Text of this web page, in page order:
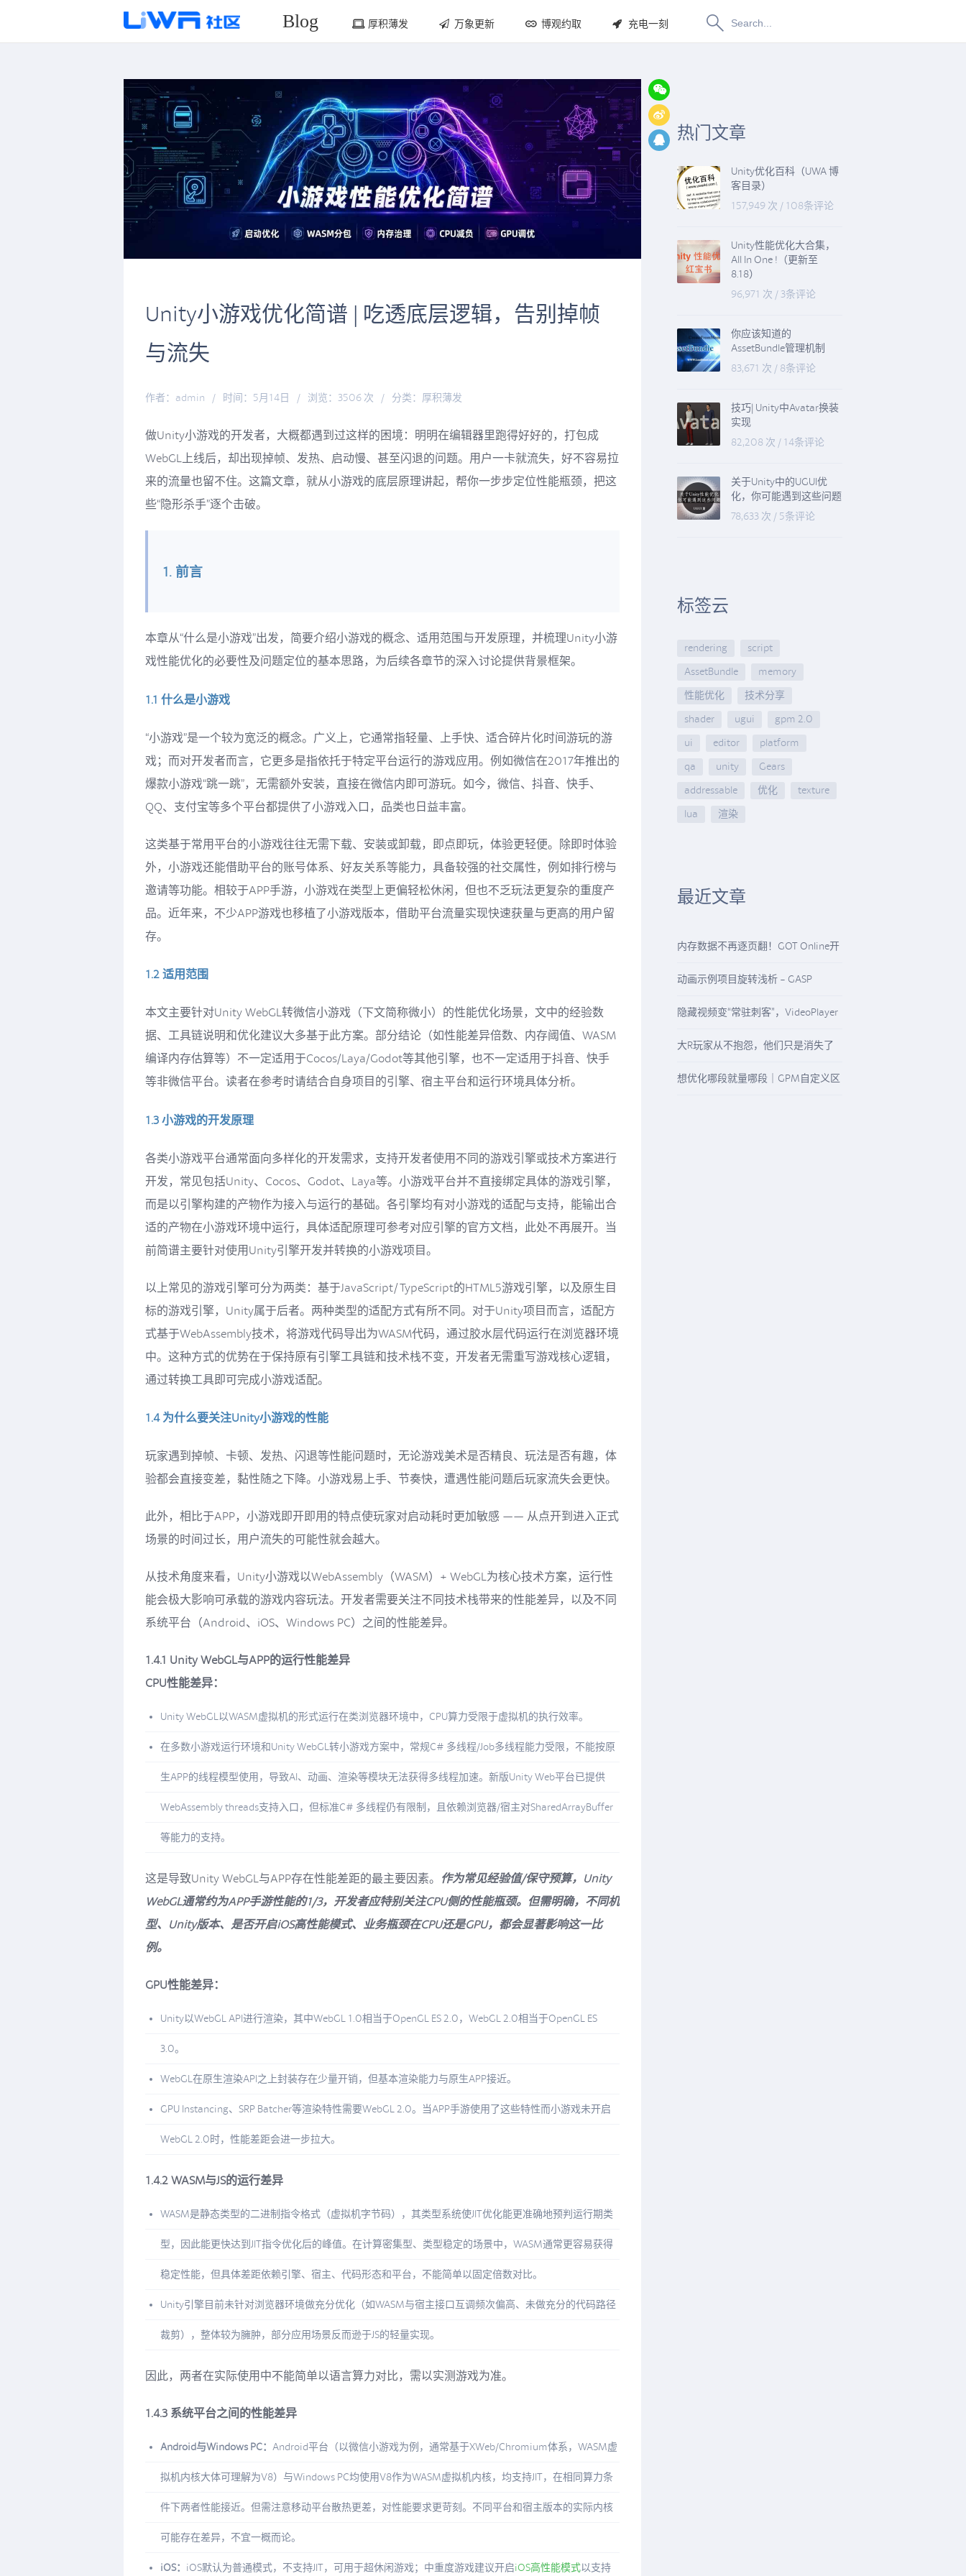
Blog 厚积薄发 万象更新 博观约取 充电一刻 博物纳新
Unity小游戏优化简谱 | 吃透底层逻辑，告别掉帧
与流失
作者：admin / 时间：5月14日 / 浏览：3506 次 / 分类： 厚积薄发
做Unity小游戏的开发者，大概都遇到过这样的困境：明明在编辑器里跑得好好的，打包成
WebGL上线后，却出现掉帧、发热、启动慢、甚至闪退的问题。用户一卡就流失，好不容易拉
来的流量也留不住。这篇文章，就从小游戏的底层原理讲起，帮你一步步定位性能瓶颈，把这
些“隐形杀手”逐个击破。
1. 前言
本章从“什么是小游戏”出发，简要介绍小游戏的概念、适用范围与开发原理，并梳理Unity小游
戏性能优化的必要性及问题定位的基本思路，为后续各章节的深入讨论提供背景框架。
1.1 什么是小游戏
“小游戏”是一个较为宽泛的概念。广义上，它通常指轻量、上手快、适合碎片化时间游玩的游
戏；而对开发者而言，它更多是指依托于特定平台运行的游戏应用。例如微信在2017年推出的
爆款小游戏“跳一跳”，无需额外安装，直接在微信内即可游玩。如今，微信、抖音、快手、
QQ、支付宝等多个平台都提供了小游戏入口，品类也日益丰富。
这类基于常用平台的小游戏往往无需下载、安装或卸载，即点即玩，体验更轻便。除即时体验
外，小游戏还能借助平台的账号体系、好友关系等能力，具备较强的社交属性，例如排行榜与
邀请等功能。相较于APP手游，小游戏在类型上更偏轻松休闲，但也不乏玩法更复杂的重度产
品。近年来，不少APP游戏也移植了小游戏版本，借助平台流量实现快速获量与更高的用户留
存。
1.2 适用范围
本文主要针对Unity WebGL转微信小游戏（下文简称微小）的性能优化场景，文中的经验数
据、工具链说明和优化建议大多基于此方案。部分结论（如性能差异倍数、内存阈值、WASM
编译内存估算等）不一定适用于Cocos/Laya/Godot等其他引擎，也不一定适用于抖音、快手
等非微信平台。读者在参考时请结合自身项目的引擎、宿主平台和运行环境具体分析。
1.3 小游戏的开发原理
各类小游戏平台通常面向多样化的开发需求，支持开发者使用不同的游戏引擎或技术方案进行
开发，常见包括Unity、Cocos、Godot、Laya等。小游戏平台并不直接绑定具体的游戏引擎，
而是以引擎构建的产物作为接入与运行的基础。各引擎均有对小游戏的适配与支持，能输出合
适的产物在小游戏环境中运行，具体适配原理可参考对应引擎的官方文档，此处不再展开。当
前简谱主要针对使用Unity引擎开发并转换的小游戏项目。
以上常见的游戏引擎可分为两类：基于JavaScript/TypeScript的HTML5游戏引擎，以及原生目
标的游戏引擎，Unity属于后者。两种类型的适配方式有所不同。对于Unity项目而言，适配方
式基于WebAssembly技术，将游戏代码导出为WASM代码，通过胶水层代码运行在浏览器环境
中。这种方式的优势在于保持原有引擎工具链和技术栈不变，开发者无需重写游戏核心逻辑，
通过转换工具即可完成小游戏适配。
1.4 为什么要关注Unity小游戏的性能
玩家遇到掉帧、卡顿、发热、闪退等性能问题时，无论游戏美术是否精良、玩法是否有趣，体
验都会直接变差，黏性随之下降。小游戏易上手、节奏快，遭遇性能问题后玩家流失会更快。
此外，相比于APP，小游戏即开即用的特点使玩家对启动耗时更加敏感 —— 从点开到进入正式
场景的时间过长，用户流失的可能性就会越大。
从技术角度来看，Unity小游戏以WebAssembly（WASM）+ WebGL为核心技术方案，运行性
能会极大影响可承载的游戏内容玩法。开发者需要关注不同技术栈带来的性能差异，以及不同
系统平台（Android、iOS、Windows PC）之间的性能差异。
1.4.1 Unity WebGL与APP的运行性能差异
CPU性能差异：
Unity WebGL以WASM虚拟机的形式运行在类浏览器环境中，CPU算力受限于虚拟机的执行效率。
在多数小游戏运行环境和Unity WebGL转小游戏方案中，常规C# 多线程/Job多线程能力受限，不能按原
生APP的线程模型使用，导致AI、动画、渲染等模块无法获得多线程加速。新版Unity Web平台已提供
WebAssembly threads支持入口，但标准C# 多线程仍有限制，且依赖浏览器/宿主对SharedArrayBuffer
等能力的支持。
这是导致Unity WebGL与APP存在性能差距的最主要因素。 作为常见经验值/保守预算，Unity
WebGL通常约为APP手游性能的1/3，开发者应特别关注CPU侧的性能瓶颈。但需明确，不同机
型、Unity版本、是否开启iOS高性能模式、业务瓶颈在CPU还是GPU，都会显著影响这一比
例。
GPU性能差异：
Unity以WebGL API进行渲染，其中WebGL 1.0相当于OpenGL ES 2.0，WebGL 2.0相当于OpenGL ES
3.0。
WebGL在原生渲染API之上封装存在少量开销，但基本渲染能力与原生APP接近。
GPU Instancing、SRP Batcher等渲染特性需要WebGL 2.0。当APP手游使用了这些特性而小游戏未开启
WebGL 2.0时，性能差距会进一步拉大。
1.4.2 WASM与JS的运行差异
WASM是静态类型的二进制指令格式（虚拟机字节码），其类型系统使JIT优化能更准确地预判运行期类
型，因此能更快达到JIT指令优化后的峰值。在计算密集型、类型稳定的场景中，WASM通常更容易获得
稳定性能，但具体差距依赖引擎、宿主、代码形态和平台，不能简单以固定倍数对比。
Unity引擎目前未针对浏览器环境做充分优化（如WASM与宿主接口互调频次偏高、未做充分的代码路径
裁剪），整体较为臃肿，部分应用场景反而逊于JS的轻量实现。
因此，两者在实际使用中不能简单以语言算力对比，需以实测游戏为准。
1.4.3 系统平台之间的性能差异
Android与Windows PC： Android平台（以微信小游戏为例，通常基于XWeb/Chromium体系，WASM虚
拟机内核大体可理解为V8）与Windows PC均使用V8作为WASM虚拟机内核，均支持JIT，在相同算力条
件下两者性能接近。但需注意移动平台散热更差，对性能要求更苛刻。不同平台和宿主版本的实际内核
可能存在差异，不宜一概而论。
iOS： iOS默认为普通模式，不支持JIT，可用于超休闲游戏；中重度游戏建议开启iOS高性能模式以支持
热门文章
Unity优化百科（UWA 博
客目录）
157,949 次 / 108条评论
Unity性能优化大合集，
All In One !（更新至
8.18）
96,971 次 / 3条评论
你应该知道的
AssetBundle管理机制
83,671 次 / 8条评论
技巧| Unity中Avatar换装
实现
82,208 次 / 14条评论
关于Unity中的UGUI优
化，你可能遇到这些问题
78,633 次 / 5条评论
标签云
rendering
script
AssetBundle
memory
性能优化
技术分享
shader
ugui
gpm 2.0
ui
editor
platform
qa
unity
Gears
addressable
优化
texture
lua
渲染
最近文章
内存数据不再逐页翻！GOT Online开
启“精准降本增效”模式
动画示例项目旋转浅析 - GASP
Rotation
隐藏视频变“常驻刺客”，VideoPlayer
与“N/A”纹理该怎么查
大R玩家从不抱怨，他们只是消失了
想优化哪段就量哪段｜GPM自定义区